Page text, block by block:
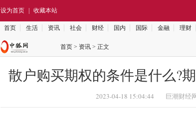
设为首页 收藏本站
首页 生活 资讯 社会 财经 国内 国际 金融 理财
首页 > 资讯 > 正文
散户购买期权的条件是什么?
2023-04-18 15:04:44 巨潮财经